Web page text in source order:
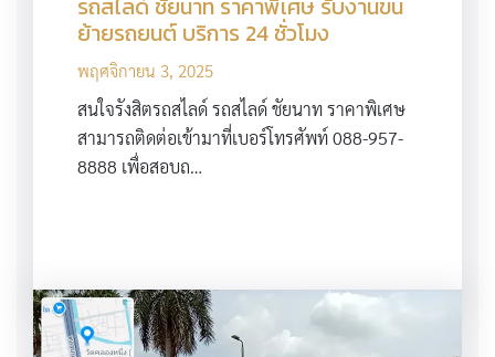
รถสไลด์ ชัยนาท ราคาพิเศษ รับงานขน
ย้ายรถยนต์ บริการ 24 ชั่วโมง
พฤศจิกายน 3, 2025
สนใจรังสิตรถสไลด์ รถสไลด์ ชัยนาท ราคาพิเศษ
สามารถติดต่อเข้ามาที่เบอร์โทรศัพท์ 088-957-
8888 เพื่อสอบถ…